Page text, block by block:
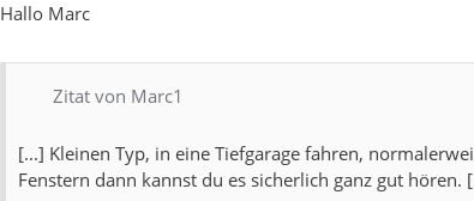
Hallo Marc
Zitat von Marc1
[...] Kleinen Typ, in eine Tiefgarage fahren,
Fenstern dann kannst du es sicherlich ganz gut hören.